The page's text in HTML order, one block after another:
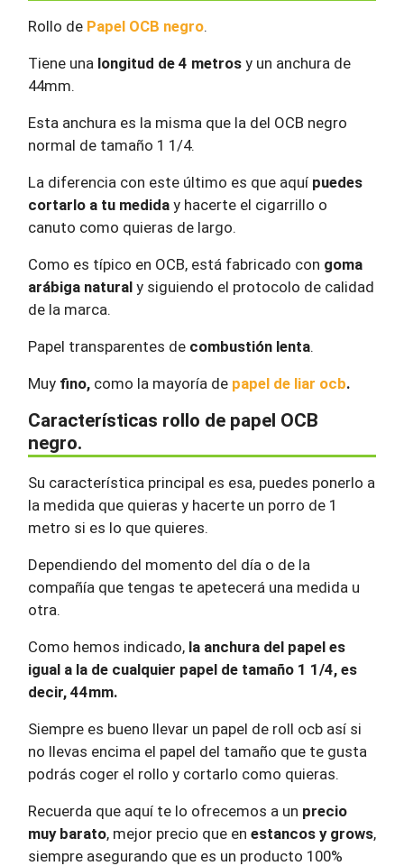
Rollo de Papel OCB negro.
Tiene una longitud de 4 metros y un anchura de
44mm.
Esta anchura es la misma que la del OCB negro
normal de tamaño 1 1/4.
La diferencia con este último es que aquí puedes
cortarlo a tu medida y hacerte el cigarrillo o
canuto como quieras de largo.
Como es típico en OCB, está fabricado con goma
arábiga natural y siguiendo el protocolo de calidad
de la marca.
Papel transparentes de combustión lenta.
Muy fino, como la mayoría de papel de liar ocb.
Características rollo de papel OCB
negro.
Su característica principal es esa, puedes ponerlo a
la medida que quieras y hacerte un porro de 1
metro si es lo que quieres.
Dependiendo del momento del día o de la
compañía que tengas te apetecerá una medida u
otra.
Como hemos indicado, la anchura del papel es
igual a la de cualquier papel de tamaño 1 1/4, es
decir, 44mm.
Siempre es bueno llevar un papel de roll ocb así si
no llevas encima el papel del tamaño que te gusta
podrás coger el rollo y cortarlo como quieras.
Recuerda que aquí te lo ofrecemos a un precio
muy barato, mejor precio que en estancos y grows,
siempre asegurando que es un producto 100%